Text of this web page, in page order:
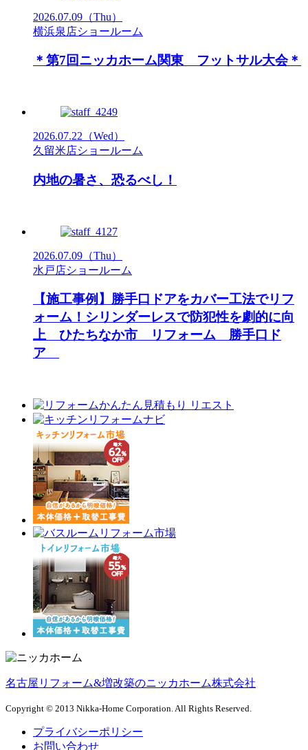
2026.07.09 （Thu）
横浜泉店ショールーム
＊第7回ニッカホーム関東 フットサル大会＊
2026.07.22 （Wed）
久留米店ショールーム
内地の暑さ、恐るべし！
2026.07.09 （Thu）
水戸店ショールーム
【施工事例】勝手口ドアをカバー工法でリフ
ォーム！シリンダーレスで防犯性を劇的に向
上 ひたちなか市 リフォーム 勝手口ド
ア
名古屋リフォーム&増改築のニッカホーム株式会社
Copyright © 2013 Nikka-Home Corporation. All Rights Reserved.
プライバシーポリシー
お問い合わせ